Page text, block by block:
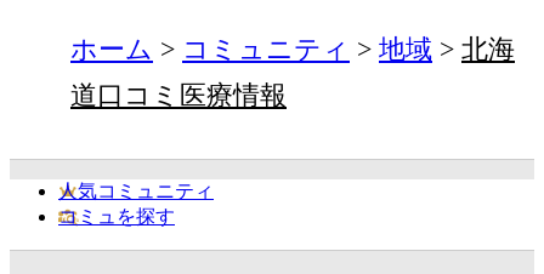
ホーム コミュニティ 地域
北海
道口コミ医療情報
人気コミュニティ
コミュを探す